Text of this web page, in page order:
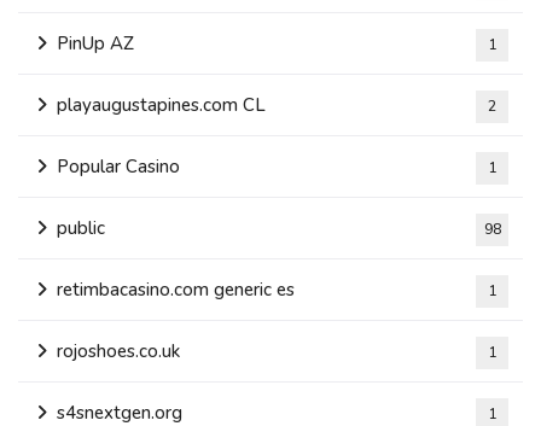
PinUp AZ 1
playaugustapines.com CL 2
Popular Casino 1
public 98
retimbacasino.com generic es 1
rojoshoes.co.uk 1
s4snextgen.org 1